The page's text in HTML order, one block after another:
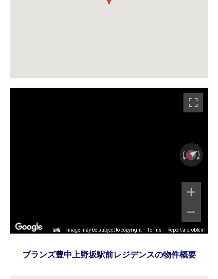
Image may be subject to copyright Terms Report a problem
ブランズ豊中上野坂駅前レジデンスの物件概要